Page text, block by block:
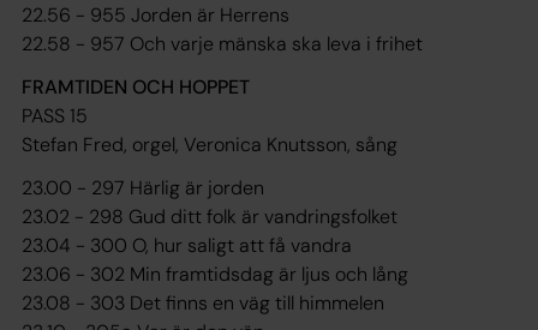
22.56 - 955 Jorden är Herrens
22.58 - 957 Och varje mänska ska leva i frihet
FRAMTIDEN OCH HOPPET
PASS 15
Stefan Fred, orgel, Veronica Knutsson, sång
23.00 - 297 Härlig är jorden
23.02 - 298 Gud ditt folk är vandringsfolket
23.04 - 300 O, hur saligt att få vandra
23.06 - 302 Min framtidsdag är ljus och lång
23.08 - 303 Det finns en väg till himmelen